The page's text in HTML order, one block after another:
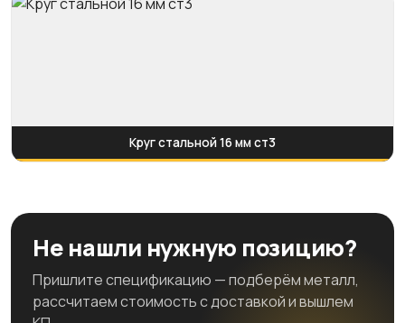
Круг стальной 16 мм ст3
Не нашли нужную позицию?
Пришлите спецификацию — подберём металл,
рассчитаем стоимость с доставкой и вышлем